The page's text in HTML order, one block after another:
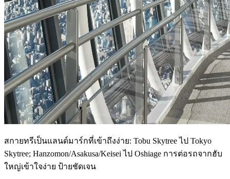
สกายทรีเป็นแลนด์มาร์กที่เข้าถึงง่าย: Tobu Skytree ไป Tokyo
Skytree; Hanzomon/Asakusa/Keisei ไป Oshiage การต่อรถจากฮับ
ใหญ่เข้าใจง่าย ป้ายชัดเจน